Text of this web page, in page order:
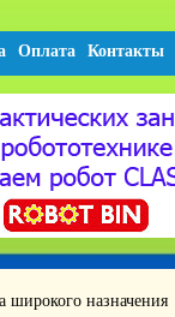
Оплата Контакты
широкого назначения